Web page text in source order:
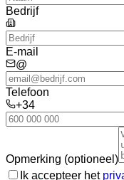
Bedrijf
E-mail
@
Telefoon
+34
Opmerking (optioneel)
Ik accepteer het